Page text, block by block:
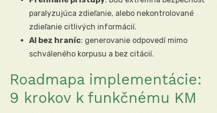
paralyzujúca zdieľanie, alebo nekontrolované
zdieľanie citlivých informácií.
AI bez hraníc: generovanie odpovedí mimo
schváleného korpusu a bez citácií.
Roadmapa implementácie:
9 krokov k funkčnému KM